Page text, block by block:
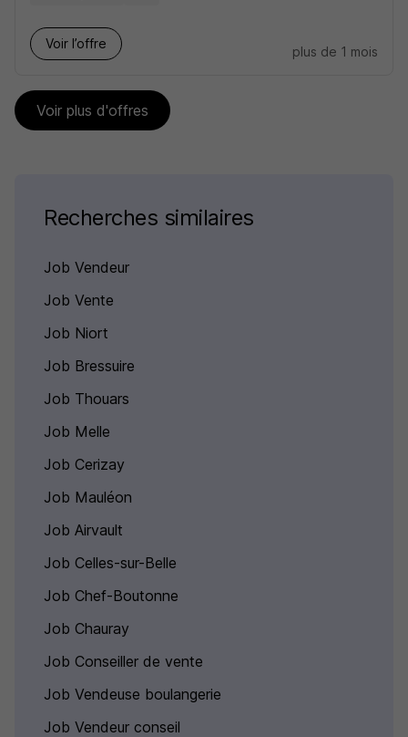
Voir l’offre
plus de 1 mois
Voir plus d'offres
Recherches similaires
Job Vendeur
Job Vente
Job Niort
Job Bressuire
Job Thouars
Job Melle
Job Cerizay
Job Mauléon
Job Airvault
Job Celles-sur-Belle
Job Chef-Boutonne
Job Chauray
Job Conseiller de vente
Job Vendeuse boulangerie
Job Vendeur conseil